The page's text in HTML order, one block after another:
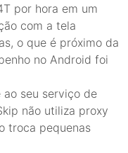
por hora em um
com a tela
o que é próximo da
no Android foi
ao seu serviço de
não utiliza proxy
troca pequenas